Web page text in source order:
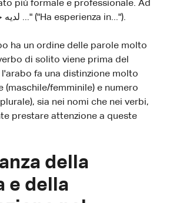
più formale e professionale. Ad
esempio: "لديه خبرة في ..." ("Ha esperienza in...").
ha un ordine delle parole molto
di solito viene prima del
fa una distinzione molto
(maschile/femminile) e numero
sia nei nomi che nei verbi,
prestare attenzione a queste
della
e della